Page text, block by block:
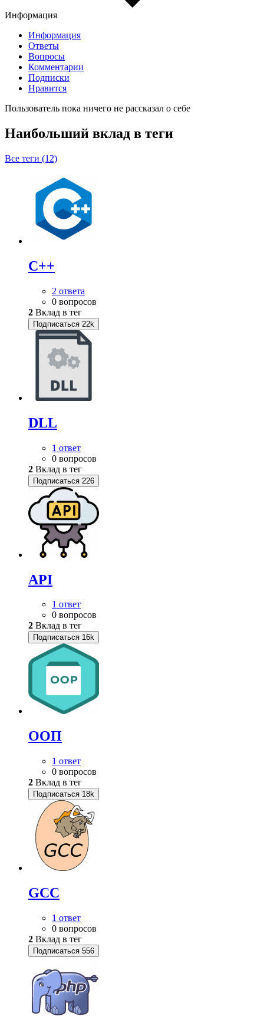
Информация
Информация
Ответы
Вопросы
Комментарии
Подписки
Нравится
Пользователь пока ничего не рассказал о себе
Наибольший вклад в теги
Все теги (12)
C++
2 ответа
0 вопросов
2 Вклад в тег
Подписаться 22k
DLL
1 ответ
0 вопросов
2 Вклад в тег
Подписаться 226
API
1 ответ
0 вопросов
2 Вклад в тег
Подписаться 16k
ООП
1 ответ
0 вопросов
2 Вклад в тег
Подписаться 18k
GCC
1 ответ
0 вопросов
2 Вклад в тег
Подписаться 556